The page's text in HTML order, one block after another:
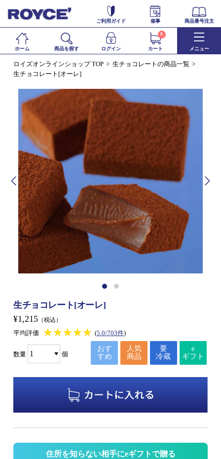
ご利用ガイド 催事 商品番号注文
ホーム 商品を探す ログイン カート
0
メニュー
ロイズオンラインショップ TOP
生チョコレートの商品一覧
生チョコレート[オーレ]
生チョコレート[オーレ]
¥1,215 （税込）
平均評価 ★★★★★
★★★★★ (5.0/703件)
数量 個
おす
すめ
人気
商品
要
冷蔵
e
ギフト
住所を知らない相手にeギフトで贈る